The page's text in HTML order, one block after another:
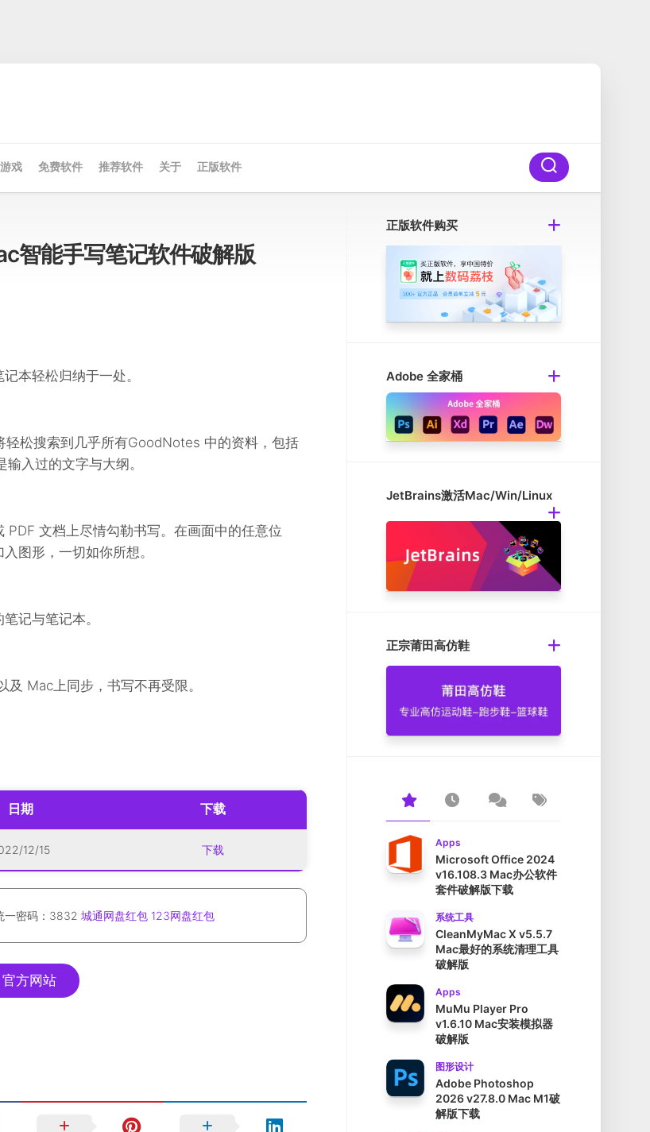
游戏 免费软件 推荐软件 关于 正版软件
智能手写笔记软件破解版
本轻松归纳于一处。
松搜索到几乎所有GoodNotes 中的资料，包括
入过的文字与大纲。
文档上尽情勾勒书写。在画面中的任意位
图形，一切如你所想。
记与笔记本。
Mac上同步，书写不再受限。
日期 下载
12/15 下载
一密码：3832 城通网盘红包 123网盘红包
官方网站
正版软件购买
Adobe 全家桶
JetBrains激活Mac/Win/Linux
正宗莆田高仿鞋
Apps
Microsoft Office 2024
v16.108.3 Mac办公软件
套件破解版下载
系统工具
CleanMyMac X v5.5.7
Mac最好的系统清理工具
破解版
Apps
MuMu Player Pro
v1.6.10 Mac安装模拟器
破解版
图形设计
Adobe Photoshop
2026 v27.8.0 Mac M1破
解版下载